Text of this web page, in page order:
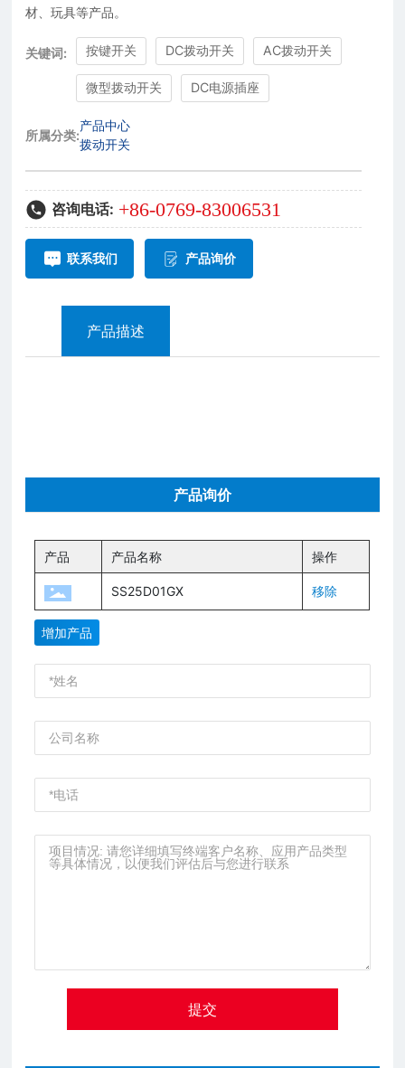
材、玩具等产品。
关键词: 按键开关 DC拨动开关 AC拨动开关
微型拨动开关 DC电源插座
所属分类:
产品中心
拨动开关
咨询电话: +86-0769-83006531
联系我们 产品询价
产品描述
产品询价
产品 产品名称 操作
SS25D01GX 移除
增加产品
提交